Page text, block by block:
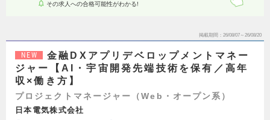
その求人への合格可能性がわかる!
掲載期間 26/08/07～26/08/20
NEW
金融DXアプリデベロップメントマネー
ジャー【AI・宇宙開発先端技術を保有／高年
収×働き方】
プロジェクトマネージャー（Web・オープン系）
日本電気株式会社